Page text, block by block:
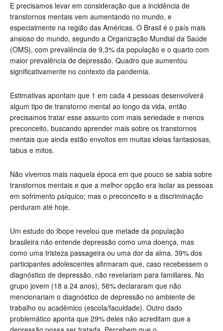
E precisamos levar em consideração que a incidência de
transtornos mentais vem aumentando no mundo, e
especialmente na região das Américas. O Brasil é o país mais
ansioso do mundo, segundo a Organização Mundial da Saúde
(OMS), com prevalência de 9,3% da população e o quarto com
maior prevalência de depressão. Quadro que aumentou
significativamente no contexto da pandemia.
Estimativas apontam que 1 em cada 4 pessoas desenvolverá
algum tipo de transtorno mental ao longo da vida, então
precisamos tratar esse assunto com mais seriedade e menos
preconceito, buscando aprender mais sobre os transtornos
mentais que ainda estão envoltos em muitas ideias fantasiosas,
tabus e mitos.
Não vivemos mais naquela época em que pouco se sabia sobre
transtornos mentais e que a melhor opção era isolar as pessoas
em sofrimento psíquico; mas o preconceito e a discriminação
perduram até hoje.
Um estudo do Ibope revelou que metade da população
brasileira não entende depressão como uma doença, mas
como uma tristeza passageira ou uma dor da alma. 39% dos
participantes adolescentes afirmaram que, caso recebessem o
diagnóstico de depressão, não revelariam para familiares. No
grupo jovem (18 a 24 anos), 56% declararam que não
mencionariam o diagnóstico de depressão no ambiente de
trabalho ou acadêmico (escola/faculdade). Outro dado
problemático aponta que 29% deles não acreditam que a